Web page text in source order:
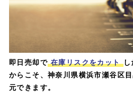
即日売却で 在庫リスクをカット し
からこそ、神奈川県横浜市瀬谷区
元できます。